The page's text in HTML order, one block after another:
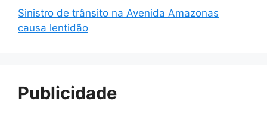
Sinistro de trânsito na Avenida Amazonas
causa lentidão
Publicidade